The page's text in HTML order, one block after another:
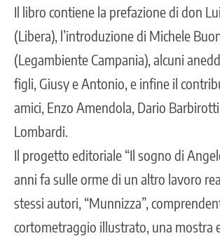
Il libro contiene la prefazione di don
(Libera), l’introduzione di Michele
(Legambiente Campania), alcuni
figli, Giusy e Antonio, e infine il
amici, Enzo Amendola, Dario
Lombardi.
Il progetto editoriale “Il sogno di
anni fa sulle orme di un altro lavoro
stessi autori, “Munnizza”,
cortometraggio illustrato, una mostra